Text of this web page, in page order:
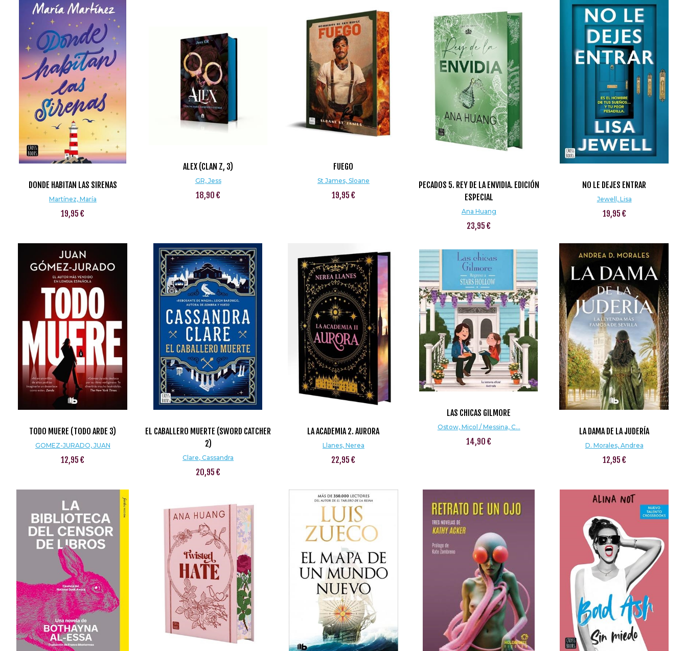
DONDE HABITAN LAS SIRENAS
Martínez, María
19,95 €
ALEX (CLAN Z, 3)
GR, Jess
18,90 €
FUEGO
St James, Sloane
19,95 €
PECADOS 5. REY DE LA ENVIDIA. EDICIÓN
ESPECIAL
Ana Huang
23,95 €
NO LE DEJES ENTRAR
Jewell, Lisa
19,95 €
TODO MUERE (TODO ARDE 3)
GOMEZ-JURADO, JUAN
12,95 €
EL CABALLERO MUERTE (SWORD CATCHER
2)
Clare, Cassandra
20,95 €
LA ACADEMIA 2. AURORA
Llanes, Nerea
22,95 €
LAS CHICAS GILMORE
Ostow, Micol / Messina, C...
14,90 €
LA DAMA DE LA JUDERÍA
D. Morales, Andrea
12,95 €